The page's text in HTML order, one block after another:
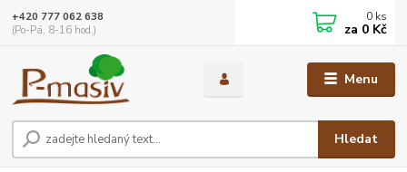
Menu
Hledat
+420 777 062 638
(Po-Pá, 8-16 hod.)
0 ks
za 0 Kč